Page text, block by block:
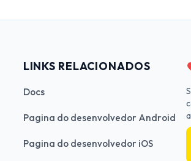
LINKS RELACIONADOS
Docs
Pagina do desenvolvedor Android
Pagina do desenvolvedor iOS